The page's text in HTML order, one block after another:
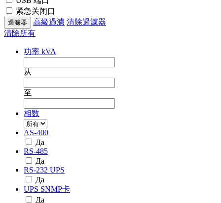
紧急关闭口
高級過濾 清除過濾器
清除所有
功率 kVA
从
至
相数
AS-400
Да
RS-485
Да
RS-232 UPS
Да
UPS SNMP卡
Да